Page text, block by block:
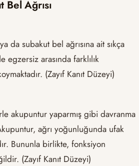
Ağrısı
da subakut bel ağrısına ait sıkça
egzersiz arasında farklılık
(Zayıf Kanıt Düzeyi)
akupuntur yaparmış gibi davranma
ağrı yoğunluğunda ufak
Bununla birlikte, fonksiyon
(Zayıf Kanıt Düzeyi)